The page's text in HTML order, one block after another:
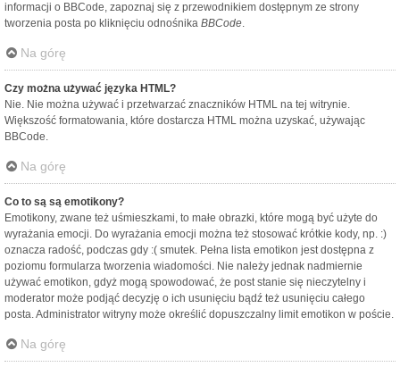
informacji o BBCode, zapoznaj się z przewodnikiem dostępnym ze strony
tworzenia posta po kliknięciu odnośnika BBCode.
Na górę
Czy można używać języka HTML?
Nie. Nie można używać i przetwarzać znaczników HTML na tej witrynie.
Większość formatowania, które dostarcza HTML można uzyskać, używając
BBCode.
Na górę
Co to są są emotikony?
Emotikony, zwane też uśmieszkami, to małe obrazki, które mogą być użyte do
wyrażania emocji. Do wyrażania emocji można też stosować krótkie kody, np. :)
oznacza radość, podczas gdy :( smutek. Pełna lista emotikon jest dostępna z
poziomu formularza tworzenia wiadomości. Nie należy jednak nadmiernie
używać emotikon, gdyż mogą spowodować, że post stanie się nieczytelny i
moderator może podjąć decyzję o ich usunięciu bądź też usunięciu całego
posta. Administrator witryny może określić dopuszczalny limit emotikon w poście.
Na górę